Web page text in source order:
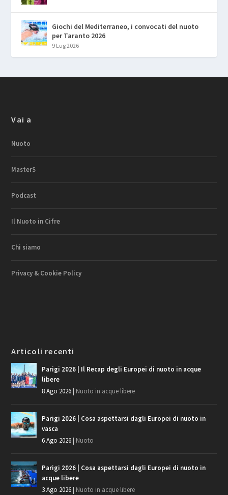
Giochi del Mediterraneo, i convocati del nuoto
per Taranto 2026
9 Lug 2026
Vai a
Nuoto
MasterS
Podcast
Il Nuoto in Cifre
Chi siamo
Privacy & Cookie Policy
Articoli recenti
Parigi 2026 | Il Recap degli Europei di nuoto in acque
libere
8 Ago 2026| Nuoto in acque libere
Parigi 2026 | Cosa aspettarsi dagli Europei di nuoto in
vasca
6 Ago 2026| Nuoto
Parigi 2026 | Cosa aspettarsi dagli Europei di nuoto in
acque libere
3 Ago 2026| Nuoto in acque libere